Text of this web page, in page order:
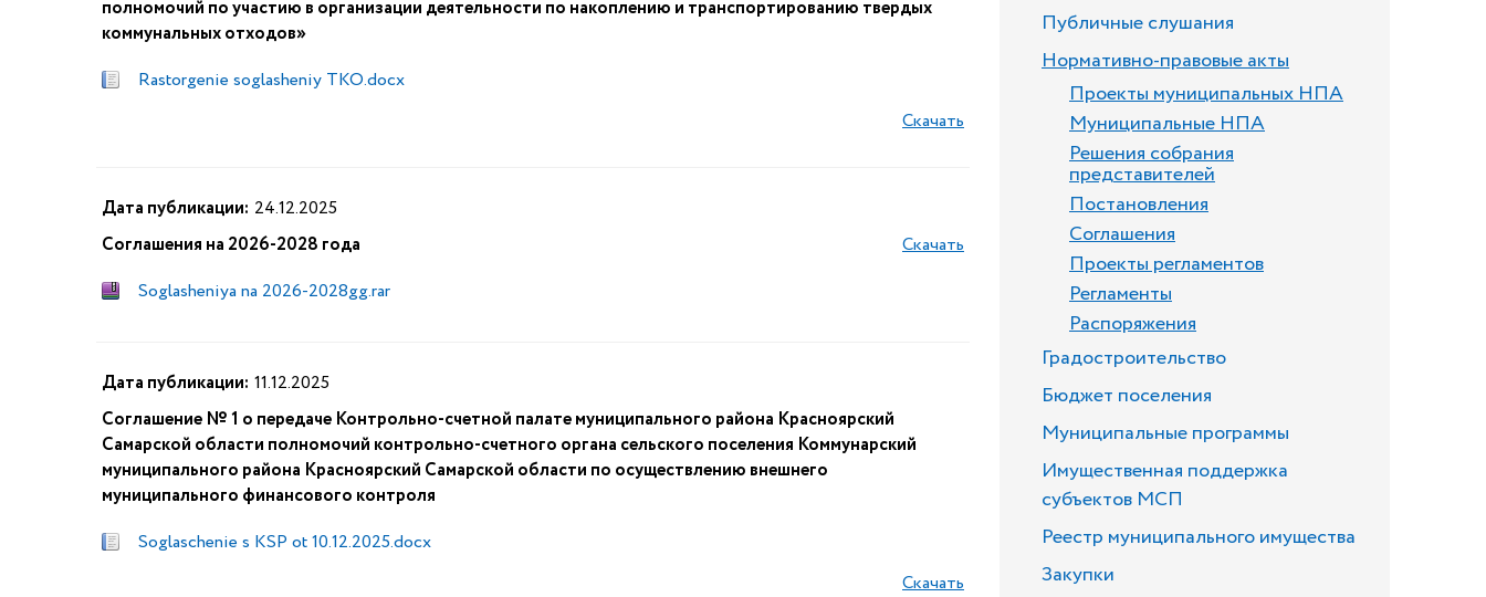
полномочий по участию в организации деятельности по накоплению и транспортированию твердых
коммунальных отходов»
Rastorgenie soglasheniy TKO.docx
Скачать
Дата публикации: 24.12.2025
Соглашения на 2026-2028 года
Soglasheniya na 2026-2028gg.rar
Скачать
Дата публикации: 11.12.2025
Соглашение № 1 о передаче Контрольно-счетной палате муниципального района Красноярский
Самарской области полномочий контрольно-счетного органа сельского поселения Коммунарский
муниципального района Красноярский Самарской области по осуществлению внешнего
муниципального финансового контроля
Soglaschenie s KSP ot 10.12.2025.docx
Скачать
Публичные слушания
Нормативно-правовые акты
Проекты муниципальных НПА
Муниципальные НПА
Решения собрания
представителей
Постановления
Соглашения
Проекты регламентов
Регламенты
Распоряжения
Градостроительство
Бюджет поселения
Муниципальные программы
Имущественная поддержка
субъектов МСП
Реестр муниципального имущества
Закупки